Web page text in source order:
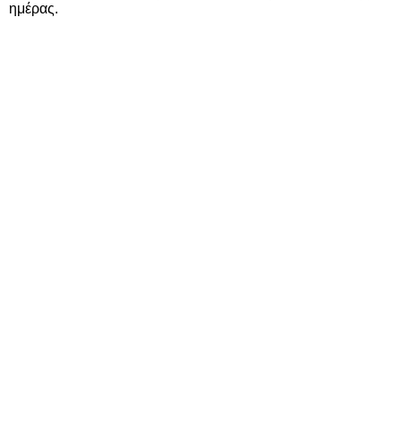
ημέρας.